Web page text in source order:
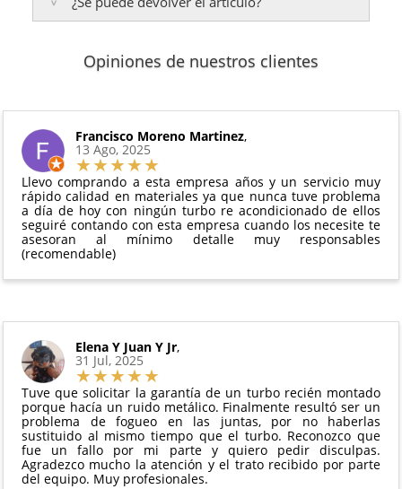
48 a 72 horas laborables.
Los plazos pueden variar según el destino y la
disponibilidad del producto.
3 años de garantía : Para productos nuevos
adquiridos por consumidores finales.
(excepto los indicados a continuación).
6 meses de garantía
y compresores de aire acondicionado.
Todas nuestras garantías cumplen con la legislación
vigente. Consulta nuestras
para más información.
Te enviaremos un correo electrónico con la factura
de venta, incluyendo el seguimiento del pedido para
pedido.
14 días naturales desde la fecha de entrega.
El productono debe haber sido montado ni
manipulado
Debe devolverse en su
perfectas condiciones
Opiniones de nuestros clientes
Francisco Moreno Martinez,
13 Ago, 2025
Llevo comprando a esta empresa años y un servicio muy
rápido calidad en materiales ya que nunca tuve problema
a día de hoy con ningún turbo re acondicionado de ellos
seguiré contando con esta empresa cuando los necesite te
asesoran al mínimo detalle muy responsables
(recomendable)
Elena Y Juan Y Jr,
31 Jul, 2025
Tuve que solicitar la garantía de un turbo recién montado
porque hacía un ruido metálico. Finalmente resultó ser un
problema de fogueo en las juntas, por no haberlas
sustituido al mismo tiempo que el turbo. Reconozco que
fue un fallo por mi parte y quiero pedir disculpas.
Agradezco mucho la atención y el trato recibido por parte
del equipo. Muy profesionales.